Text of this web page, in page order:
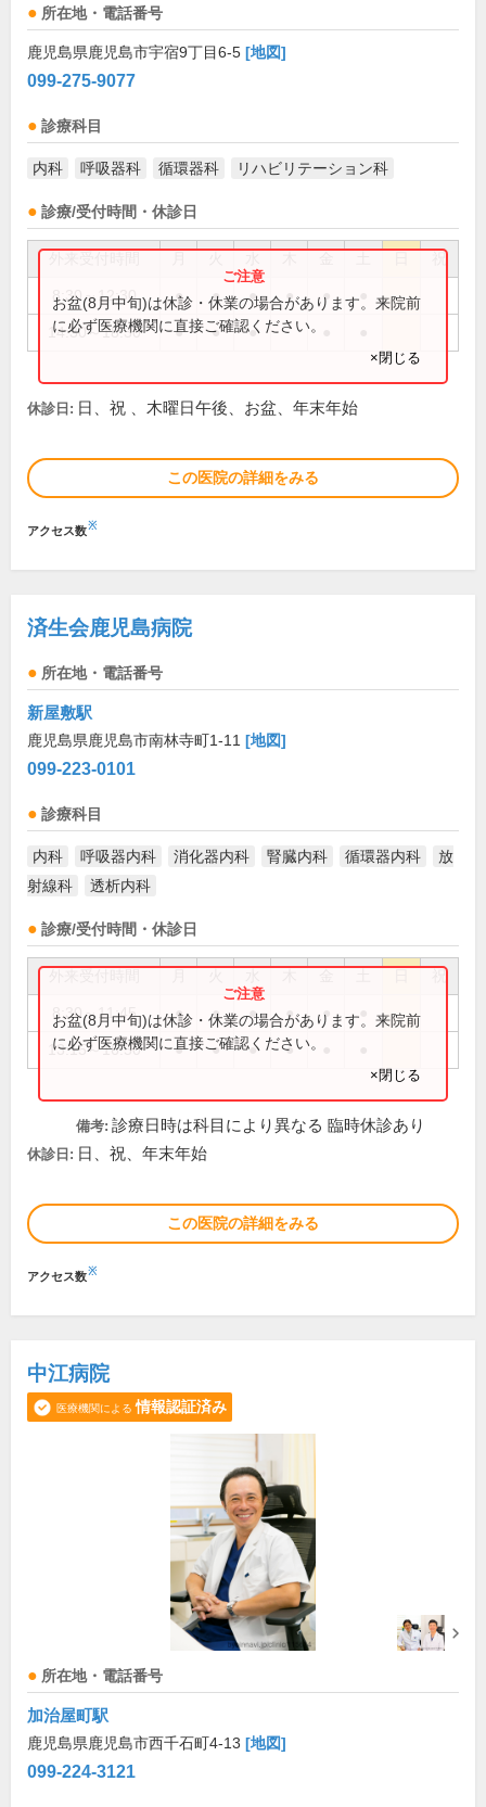
所在地・電話番号
鹿児島県鹿児島市宇宿9丁目6-5 [地図]
099-275-9077
診療科目
内科 呼吸器科 循環器科 リハビリテーション科
診療/受付時間・休診日
祝
8:30～12:30 ● ● ● ● ●
14:30～18:30 ● ● ●
お盆(8月中旬)は休診・休業の場合があります。来院前
に必ず医療機関に直接ご確認ください。
×閉じる
休診日: 日、祝 、木曜日午後、お盆、年末年始
この医院の詳細をみる
アクセス数※
済生会鹿児島病院
所在地・電話番号
新屋敷駅
鹿児島県鹿児島市南林寺町1-11 [地図]
099-223-0101
診療科目
内科 呼吸器内科 消化器内科 腎臓内科 循環器内科
放
射線科
透析内科
診療/受付時間・休診日
祝
8:30～11:45 ● ● ● ● ●
13:15～16:50 ● ● ● ●
お盆(8月中旬)は休診・休業の場合があります。来院前
に必ず医療機関に直接ご確認ください。
×閉じる
備考: 診療日時は科目により異なる 臨時休診あり
休診日: 日、祝、年末年始
この医院の詳細をみる
アクセス数※
中江病院
医療機関による 情報認証済み
所在地・電話番号
加治屋町駅
鹿児島県鹿児島市西千石町4-13 [地図]
099-224-3121